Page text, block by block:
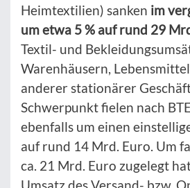
Heimtextilien) sanken im
um etwa 5 % auf rund 29
Textil- und
Warenhäusern,
anderer stationärer
Schwerpunkt fielen nach
ebenfalls um einen
auf rund 14 Mrd. Euro. Um
ca. 21 Mrd. Euro zugelegt